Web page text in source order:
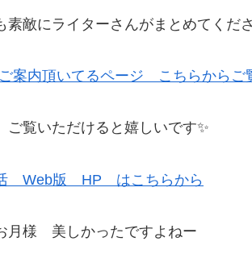
素敵にライターさんがまとめてくだ
案内頂いてるページ こちらからご
覧いただけると嬉しいです✨
Web版 HP はこちらから
月様 美しかったですよねー